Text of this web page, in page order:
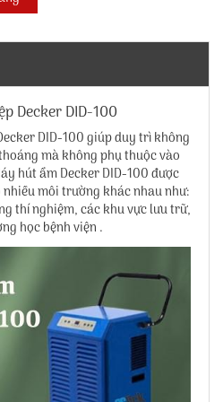
Decker DID-100
DID-100giúp duy trì không
mà không phụ thuộc vào
hút ẩm Decker DID-100 được
môi trường khác nhau như:
thí nghiệm, các khu vực lưu trữ,
học bệnh viện .